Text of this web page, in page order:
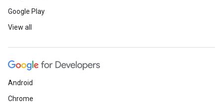
Google Play
View all
Android
Chrome